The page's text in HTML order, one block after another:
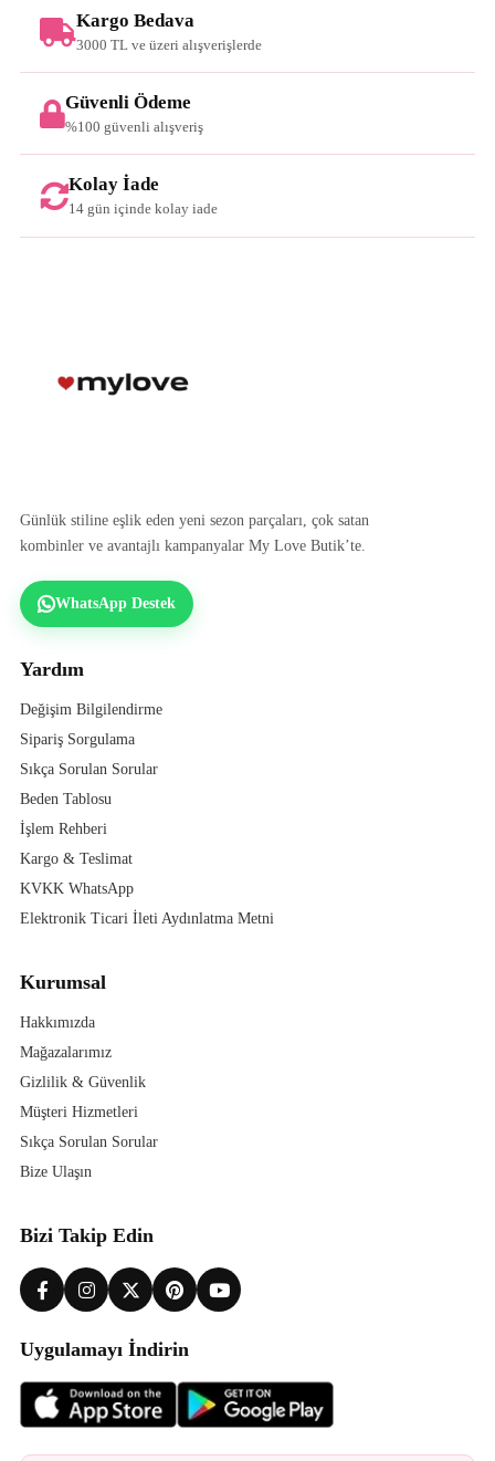
Kargo Bedava
3000 TL ve üzeri alışverişlerde
Güvenli Ödeme
%100 güvenli alışveriş
Kolay İade
14 gün içinde kolay iade
Günlük stiline eşlik eden yeni sezon parçaları, çok satan
kombinler ve avantajlı kampanyalar My Love Butik’te.
WhatsApp Destek
Yardım
Değişim Bilgilendirme
Sipariş Sorgulama
Sıkça Sorulan Sorular
Beden Tablosu
İşlem Rehberi
Kargo & Teslimat
KVKK WhatsApp
Elektronik Ticari İleti Aydınlatma Metni
Kurumsal
Hakkımızda
Mağazalarımız
Gizlilik & Güvenlik
Müşteri Hizmetleri
Sıkça Sorulan Sorular
Bize Ulaşın
Bizi Takip Edin
Uygulamayı İndirin